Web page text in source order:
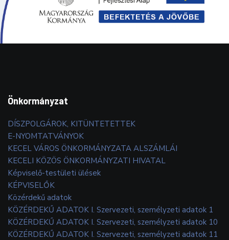
Önkormányzat
DÍSZPOLGÁROK, KITÜNTETETTEK
E-NYOMTATVÁNYOK
KECEL VÁROS ÖNKORMÁNYZATA ALSZÁMLÁI
KECELI KÖZÖS ÖNKORMÁNYZATI HIVATAL
Képviselő-testületi ülések
KÉPVISELŐK
Közérdekű adatok
KÖZÉRDEKŰ ADATOK I. Szervezeti, személyzeti adatok 1
KÖZÉRDEKŰ ADATOK I. Szervezeti, személyzeti adatok 10
KÖZÉRDEKŰ ADATOK I. Szervezeti, személyzeti adatok 11